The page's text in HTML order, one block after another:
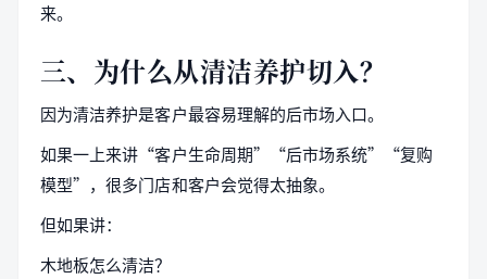
来。
三、为什么从清洁养护切入？
因为清洁养护是客户最容易理解的后市场入口。
如果一上来讲“客户生命周期”“后市场系统”“复购
模型”，很多门店和客户会觉得太抽象。
但如果讲：
木地板怎么清洁？